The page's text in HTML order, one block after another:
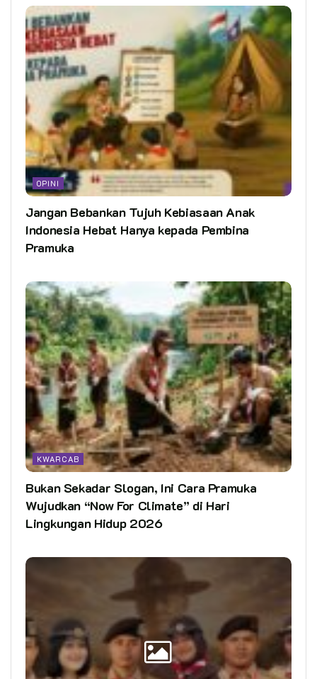
OPINI
Jangan Bebankan Tujuh Kebiasaan Anak
Indonesia Hebat Hanya kepada Pembina
Pramuka
KWARCAB
Bukan Sekadar Slogan, Ini Cara Pramuka
Wujudkan “Now For Climate” di Hari
Lingkungan Hidup 2026